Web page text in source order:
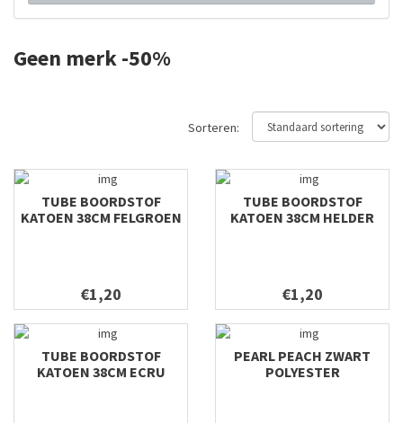
Geen merk -50%
Sorteren:
TUBE BOORDSTOF
KATOEN 38CM FELGROEN
€1,20
TUBE BOORDSTOF
KATOEN 38CM HELDER
€1,20
TUBE BOORDSTOF
KATOEN 38CM ECRU
PEARL PEACH ZWART
POLYESTER